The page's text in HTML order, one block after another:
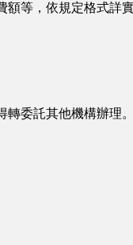
等，依規定格式詳實
委託其他機構辦理。